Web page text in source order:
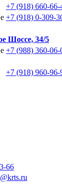
+7 (918) 660-66-
+7 (918) 0-309-
Шоссе, 34/5
+7 (988) 360-06-
+7 (918) 960-96-
66